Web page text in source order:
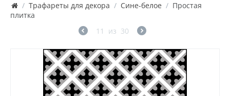
/ Трафареты для декора / Сине-белое / Простая
плитка
11
из 30